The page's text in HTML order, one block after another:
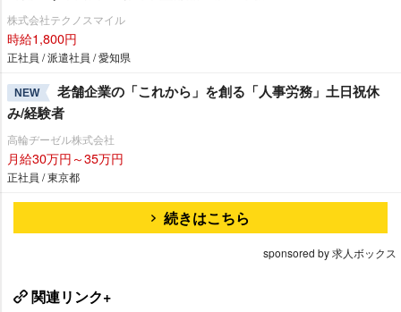
株式会社テクノスマイル
時給1,800円
正社員 / 派遣社員 / 愛知県
NEW
老舗企業の「これから」を創る「人事労務」土日祝休
み/経験者
高輪ヂーゼル株式会社
月給30万円～35万円
正社員 / 東京都
続きはこちら
sponsored by 求人ボックス
関連リンク+